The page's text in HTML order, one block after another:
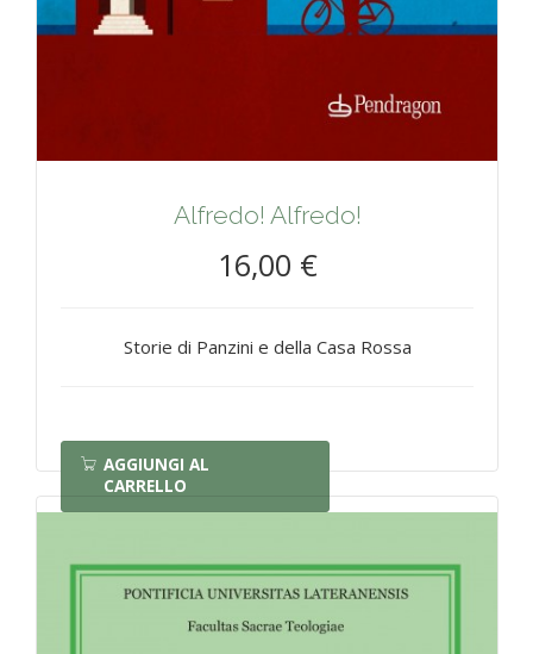
Alfredo! Alfredo!
16,00 €
Storie di Panzini e della Casa Rossa
AGGIUNGI AL
CARRELLO